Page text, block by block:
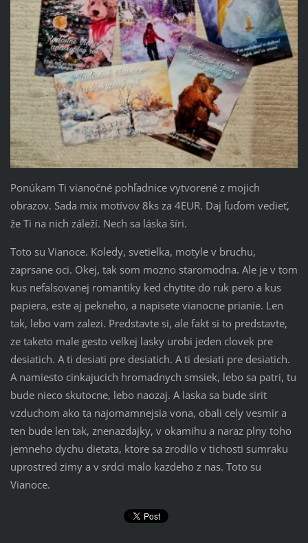
Ponúkam Ti vianočné pohľadnice vytvorené z mojich
obrazov. Sada mix motívov 8ks za 4EUR. Daj ľuďom vedieť,
že Ti na nich záleží. Nech sa láska šíri.
Toto su Vianoce. Koledy, svetielka, motyle v bruchu,
zaprsane oci. Okej, tak som mozno staromodna. Ale je v tom
kus nefalsovanej romantiky ked chytite do ruk pero a kus
papiera, este aj pekneho, a napisete vianocne prianie. Len
tak, lebo vam zalezi. Predstavte si, ale fakt si to predstavte,
ze taketo male gesto velkej lasky urobi jeden clovek pre
desiatich. A ti desiati pre desiatich. A ti desiati pre desiatich.
A namiesto cinkajucich hromadnych smsiek, lebo sa patri, tu
bude nieco skutocne, lebo naozaj. A laska sa bude sirit
vzduchom ako ta najomamnejsia vona, obali cely vesmir a
ten bude len tak, znenazdajky, v okamihu a naraz plny toho
jemneho dychu dietata, ktore sa zrodilo v tichosti sumraku
uprostred zimy a v srdci malo kazdeho z nas. Toto su
Vianoce.